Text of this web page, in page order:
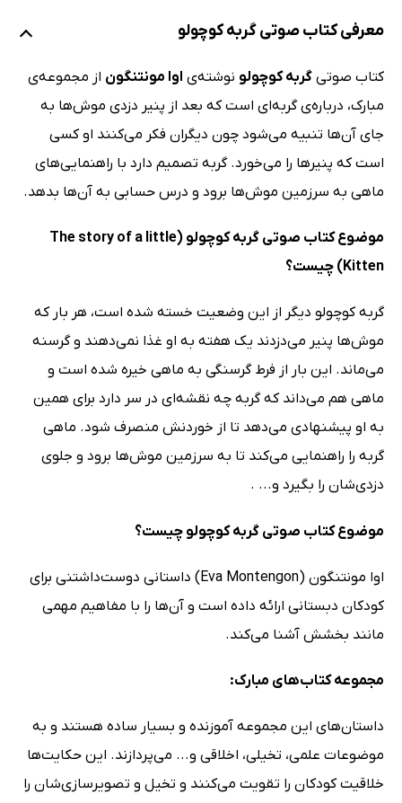
معرفی کتاب صوتی گربه کوچولو
کتاب صوتی گربه کوچولو نوشته‌ی اوا مونتنگون از مجموعه‌ی
مبارک، درباره‌ی گربه‌ای است که بعد از پنیر دزدی موش‌ها به
جای آن‌ها تنبیه می‌شود چون دیگران فکر می‌کنند او کسی
است که پنیرها را می‌خورد. گربه تصمیم دارد با راهنمایی‌های
ماهی به سرزمین موش‌ها برود و درس حسابی به آن‌ها بدهد.
موضوع کتاب صوتی گربه کوچولو (The story of a little
Kitten) چیست؟
گربه کوچولو دیگر از این وضعیت خسته شده است، هر بار که
موش‌ها پنیر می‌دزدند یک هفته به او غذا نمی‌دهند و گرسنه
می‌ماند. این بار از فرط گرسنگی به ماهی خیره شده است و
ماهی هم می‌داند که گربه چه نقشه‌ای در سر دارد برای همین
به او پیشنهادی می‌دهد تا از خوردنش منصرف شود. ماهی
گربه را راهنمایی می‌کند تا به سرزمین موش‌ها برود و جلوی
دزدی‌شان را بگیرد و... .
موضوع کتاب صوتی گربه کوچولو چیست؟
اوا مونتنگون (Eva Montengon) داستانی دوست‌داشتنی برای
کودکان دبستانی ارائه داده است و آن‌ها را با مفاهیم مهمی
مانند بخشش آشنا می‌کند.
مجموعه کتاب‌های مبارک:
داستان‌های این مجموعه آموزنده‌ و بسیار ساده هستند و به
موضوعات علمی، تخیلی، اخلاقی و... می‌پردازند. این حکایت‌ها
خلاقیت کودکان را تقویت می‌کنند و تخیل و تصویرسازی‌شان را